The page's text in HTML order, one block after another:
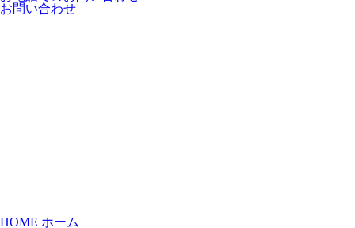
お問い合わせ
HOME ホーム